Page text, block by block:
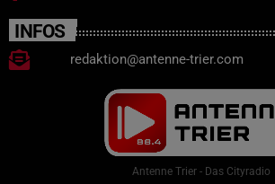
INFOS
redaktion@antenne-trier.com
Antenne Trier - Das Cityradio